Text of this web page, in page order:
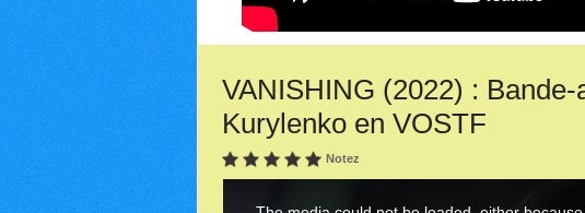
VANISHING (2022) :
Kurylenko en VOSTF
Notez